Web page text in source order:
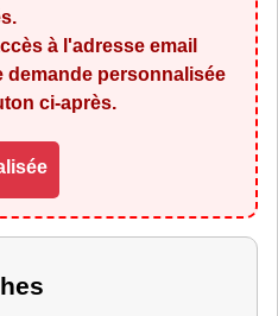
.
à l'adresse email
demande personnalisée
ci-après.